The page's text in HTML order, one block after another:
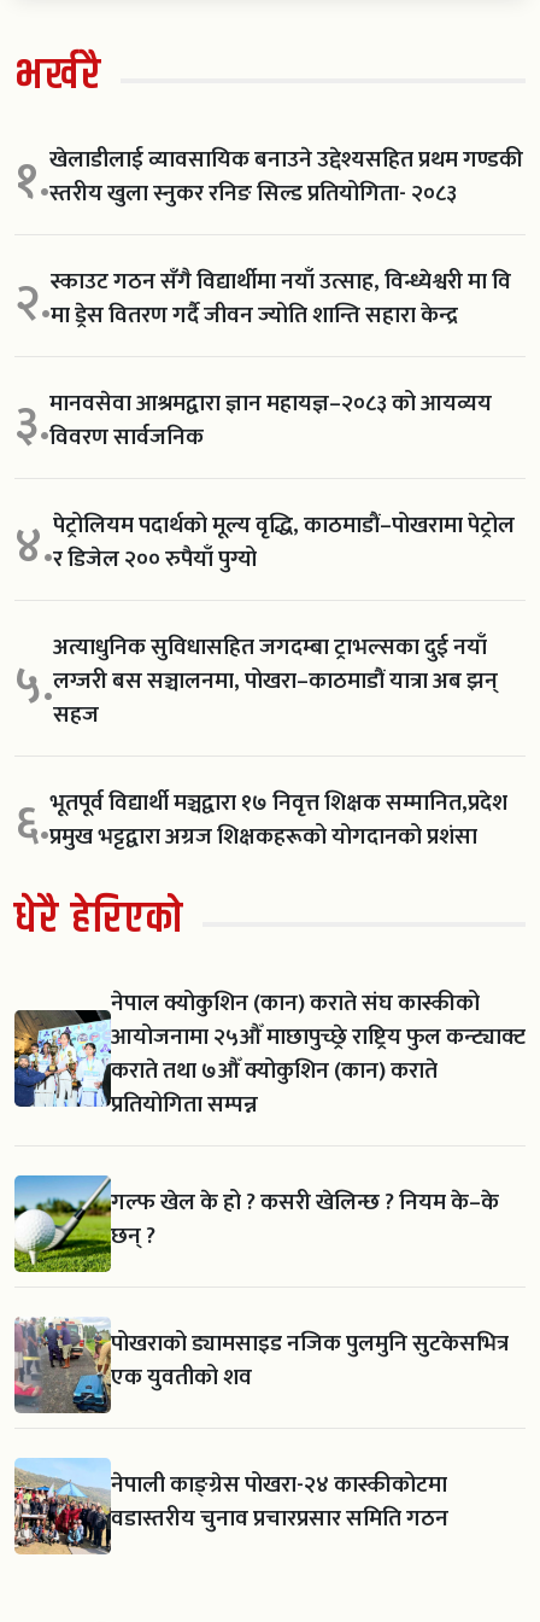
भर्खरै
१.खेलाडीलाई व्यावसायिक बनाउने उद्देश्यसहित प्रथम गण्डकी
स्तरीय खुला स्नुकर रनिङ सिल्ड प्रतियोगिता- २०८३
२.स्काउट गठन सँगै विद्यार्थीमा नयाँ उत्साह, विन्ध्येश्वरी मा वि
मा ड्रेस वितरण गर्दै जीवन ज्योति शान्ति सहारा केन्द्र
३.मानवसेवा आश्रमद्वारा ज्ञान महायज्ञ–२०८३ को आयव्यय
विवरण सार्वजनिक
४.पेट्रोलियम पदार्थको मूल्य वृद्धि, काठमाडौं–पोखरामा पेट्रोल
र डिजेल २०० रुपैयाँ पुग्यो
५.अत्याधुनिक सुविधासहित जगदम्बा ट्राभल्सका दुई नयाँ
लग्जरी बस सञ्चालनमा, पोखरा–काठमाडौं यात्रा अब झन्
सहज
६.भूतपूर्व विद्यार्थी मञ्चद्वारा १७ निवृत्त शिक्षक सम्मानित,प्रदेश
प्रमुख भट्टद्वारा अग्रज शिक्षकहरूको योगदानको प्रशंसा
धेरै हेरिएको
नेपाल क्योकुशिन (कान) कराते संघ कास्कीको
आयोजनामा २५औँ माछापुच्छ्रे राष्ट्रिय फुल कन्ट्याक्ट
कराते तथा ७औँ क्योकुशिन (कान) कराते
प्रतियोगिता सम्पन्न
गल्फ खेल के हो ? कसरी खेलिन्छ ? नियम के–के
छन् ?
पोखराको ड्यामसाइड नजिक पुलमुनि सुटकेसभित्र
एक युवतीको शव
नेपाली काङ्ग्रेस पोखरा-२४ कास्कीकोटमा
वडास्तरीय चुनाव प्रचारप्रसार समिति गठन